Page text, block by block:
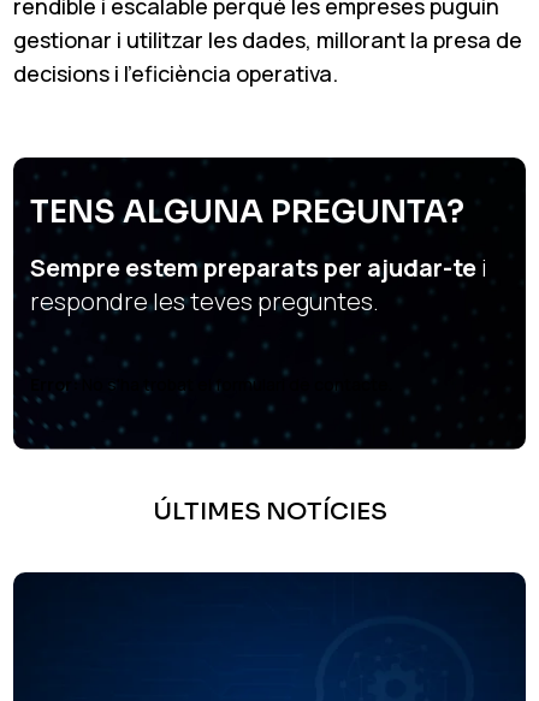
rendible i escalable perquè les empreses puguin
gestionar i utilitzar les dades, millorant la presa de
decisions i l’eficiència operativa.
TENS ALGUNA PREGUNTA?
Sempre estem preparats per ajudar-tei
respondre les teves preguntes.
Error:No s'ha trobat el formulari de contacte.
ÚLTIMES NOTÍCIES